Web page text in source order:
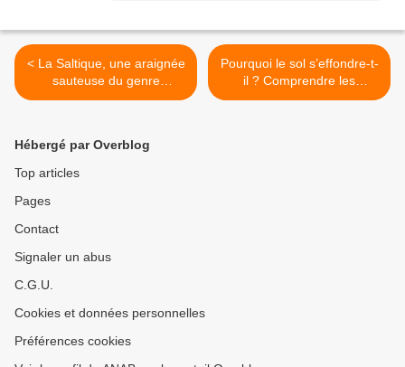
< La Saltique, une araignée
sauteuse du genre
Heliophanus sp,
Pourquoi le sol s’effondre-t-
il ? Comprendre les
affaissements et les fontis >
Hébergé par Overblog
Top articles
Pages
Contact
Signaler un abus
C.G.U.
Cookies et données personnelles
Préférences cookies